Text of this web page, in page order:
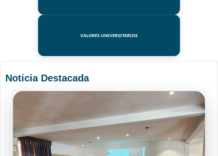
VALORES UNIVERSITARIOS
Noticia Destacada